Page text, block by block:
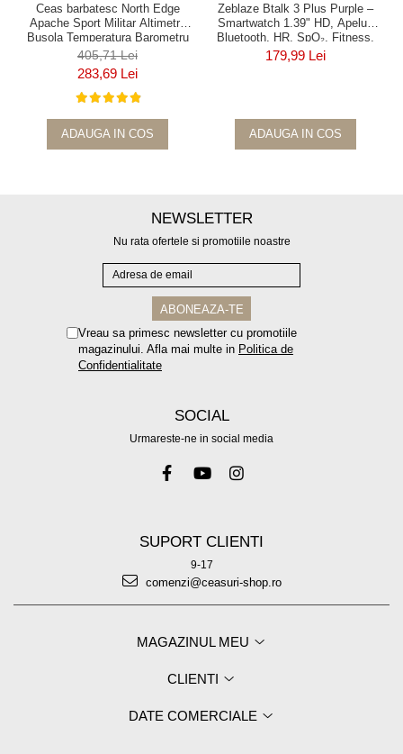
Ceas barbatesc North Edge
Apache Sport Militar Altimetru
Busola Temperatura Barometru
Alarma Negru
405,71 Lei
283,69 Lei
ADAUGA IN COS
Zeblaze Btalk 3 Plus Purple –
Smartwatch 1.39" HD, Apeluri
Bluetooth, HR, SpO₂, Fitness,
14 Zile
179,99 Lei
ADAUGA IN COS
NEWSLETTER
Nu rata ofertele si promotiile noastre
Vreau sa primesc newsletter cu promotiile
magazinului. Afla mai multe in Politica de
Confidentialitate
SOCIAL
Urmareste-ne in social media
SUPORT CLIENTI
9-17
comenzi@ceasuri-shop.ro
MAGAZINUL MEU
CLIENTI
DATE COMERCIALE